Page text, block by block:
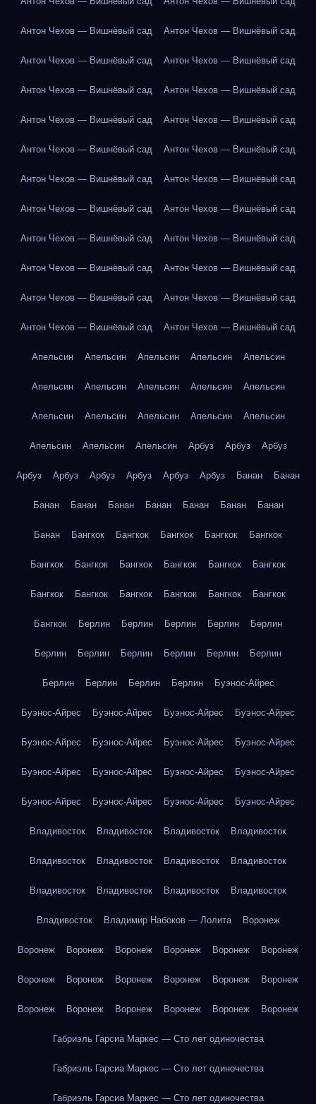
Антон Чехов — Вишнёвый сад Антон Чехов — Вишнёвый сад
Антон Чехов — Вишнёвый сад Антон Чехов — Вишнёвый сад
Антон Чехов — Вишнёвый сад Антон Чехов — Вишнёвый сад
Антон Чехов — Вишнёвый сад Антон Чехов — Вишнёвый сад
Антон Чехов — Вишнёвый сад Антон Чехов — Вишнёвый сад
Антон Чехов — Вишнёвый сад Антон Чехов — Вишнёвый сад
Антон Чехов — Вишнёвый сад Антон Чехов — Вишнёвый сад
Антон Чехов — Вишнёвый сад Антон Чехов — Вишнёвый сад
Антон Чехов — Вишнёвый сад Антон Чехов — Вишнёвый сад
Антон Чехов — Вишнёвый сад Антон Чехов — Вишнёвый сад
Антон Чехов — Вишнёвый сад Антон Чехов — Вишнёвый сад
Апельсин Апельсин Апельсин Апельсин Апельсин
Апельсин Апельсин Апельсин Апельсин Апельсин
Апельсин Апельсин Апельсин Апельсин Апельсин
Апельсин Апельсин Апельсин Арбуз Арбуз Арбуз
Арбуз Арбуз Арбуз Арбуз Арбуз Арбуз Банан Банан
Банан Банан Банан Банан Банан Банан Банан
Банан Бангкок Бангкок Бангкок Бангкок Бангкок
Бангкок Бангкок Бангкок Бангкок Бангкок Бангкок
Бангкок Бангкок Бангкок Бангкок Бангкок Бангкок
Бангкок Берлин Берлин Берлин Берлин Берлин
Берлин Берлин Берлин Берлин Берлин Берлин
Берлин Берлин Берлин Берлин Буэнос-Айрес
Буэнос-Айрес Буэнос-Айрес Буэнос-Айрес Буэнос-Айрес
Буэнос-Айрес Буэнос-Айрес Буэнос-Айрес Буэнос-Айрес
Буэнос-Айрес Буэнос-Айрес Буэнос-Айрес Буэнос-Айрес
Буэнос-Айрес Буэнос-Айрес Буэнос-Айрес Буэнос-Айрес
Владивосток Владивосток Владивосток Владивосток
Владивосток Владивосток Владивосток Владивосток
Владивосток Владивосток Владивосток Владивосток
Владивосток Владимир Набоков — Лолита Воронеж
Воронеж Воронеж Воронеж Воронеж Воронеж Воронеж
Воронеж Воронеж Воронеж Воронеж Воронеж Воронеж
Воронеж Воронеж Воронеж Воронеж Воронеж Воронеж
Габриэль Гарсиа Маркес — Сто лет одиночества
Габриэль Гарсиа Маркес — Сто лет одиночества
Габриэль Гарсиа Маркес — Сто лет одиночества